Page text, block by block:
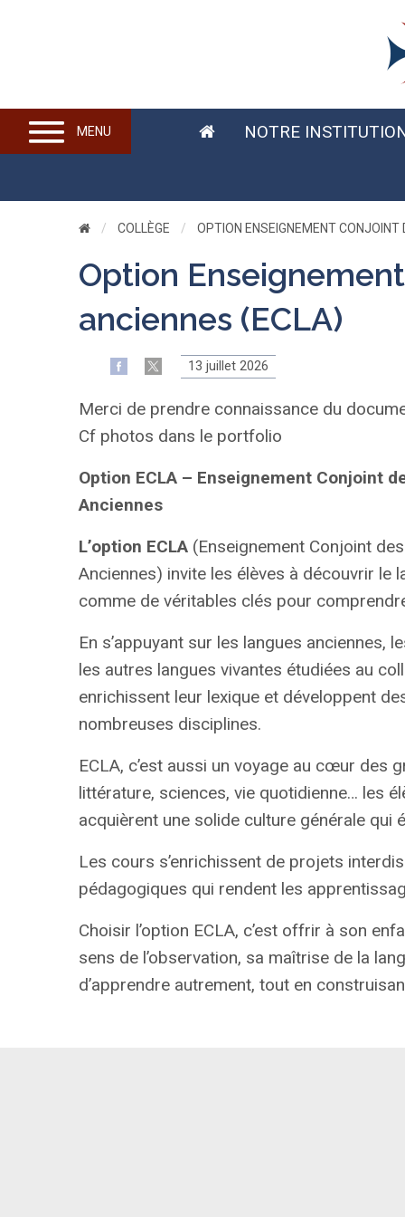
MENU NOTRE
COLLÈGE CURRENT:
OPTION ENSEIGNEMENT
Option
anciennes (ECLA)
13 juillet 2026
Merci de prendre connaissance du
Cf photos dans le portfolio
Option ECLA – Enseignement Conjoint
Anciennes
L’option ECLA(Enseignement Conjoint
Anciennes) invite les élèves à découvrir le
comme de véritables clés pour
En s’appuyant sur les langues anciennes,
les autres langues vivantes étudiées au
enrichissent leur lexique et développent
nombreuses disciplines.
ECLA, c’est aussi un voyage au cœur des
littérature, sciences, vie quotidienne… les
acquièrent une solide culture générale qui
Les cours s’enrichissent de projets
pédagogiques qui rendent les
Choisir l’option ECLA, c’est offrir à son
sens de l’observation, sa maîtrise de la
d’apprendre autrement, tout en